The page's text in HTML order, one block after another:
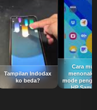
Tampilan Indodax
ko beda?
Cara
mode
HP